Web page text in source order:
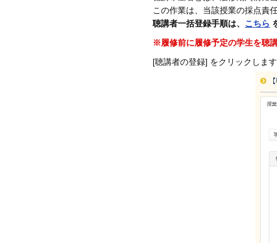
この作業は、当該授業の採点責
聴講者一括登録手順は、 こちら
※履修前に履修予定の学生を聴
[聴講者の登録] をクリックします